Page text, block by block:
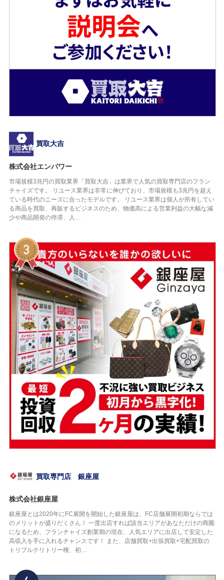
買取大吉
株式会社エンパワー
市場規模3兆円の買取業界「買取大吉」は業界で人気の買取専門店のフラン
チャイズです。 リユース業界は非常に伸びており、市場規模も3兆円を超え
ている時代のニーズに合ったモデルです。 リユース業界は個人が所有してい
る商品を買取、再販するビジネスのため、物価高による営業利益の大幅な減
少や商品開発の停滞、人…
買取専門店 銀座屋
株式会社銀座屋
銀座屋とは2020年にFC展開を開始した銀座屋は、FC店舗展開初期ならでは
のメリットが盛りだくさん！ 一度出店すれば該当エリアがあなただけの商圏
になるため、フランチャイズ創業期の現在、人気エリアに出店して安定した
高収入を手に入れるチャンスです！ また、店舗買取+出張買取+宅配買取の
トリプルテリトリー権、初…